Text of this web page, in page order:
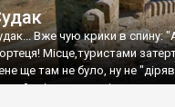
Вже чую крики в спину:
Місце,туристами
ще там не було, ну не
до цього літа.